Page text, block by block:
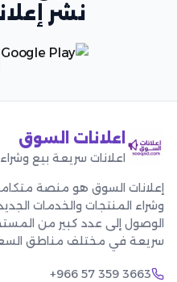
نشر
اعلانات السوق
اعلانات سريعة بيع
إعلانات السوق هو منصة
وشراء المنتجات والخدمات
الوصول إلى عدد كبير من
سريعة في مختلف مناطق
+966 57 359 3663